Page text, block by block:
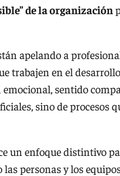
de la organización
apelando a
en el
sentido
sino de
un enfoque distintivo
personas y los